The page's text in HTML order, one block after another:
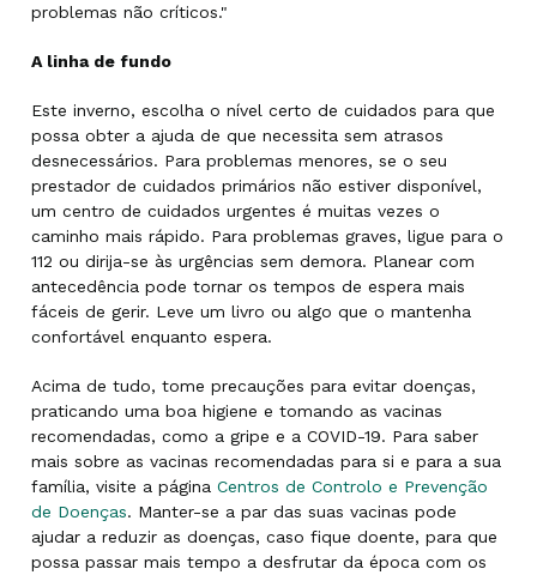
problemas não críticos."
A linha de fundo
Este inverno, escolha o nível certo de cuidados para que
possa obter a ajuda de que necessita sem atrasos
desnecessários. Para problemas menores, se o seu
prestador de cuidados primários não estiver disponível,
um centro de cuidados urgentes é muitas vezes o
caminho mais rápido. Para problemas graves, ligue para o
112 ou dirija-se às urgências sem demora. Planear com
antecedência pode tornar os tempos de espera mais
fáceis de gerir. Leve um livro ou algo que o mantenha
confortável enquanto espera.
Acima de tudo, tome precauções para evitar doenças,
praticando uma boa higiene e tomando as vacinas
recomendadas, como a gripe e a COVID-19. Para saber
mais sobre as vacinas recomendadas para si e para a sua
família, visite a página Centros de Controlo e Prevenção
de Doenças. Manter-se a par das suas vacinas pode
ajudar a reduzir as doenças, caso fique doente, para que
possa passar mais tempo a desfrutar da época com os